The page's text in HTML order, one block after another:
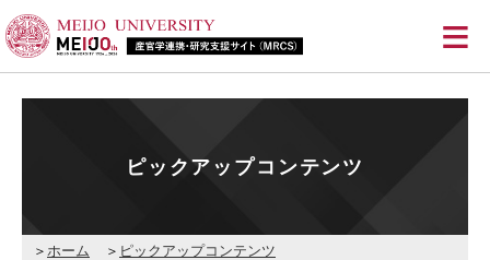
≡
ピックアップコンテンツ
ホーム
ピックアップコンテンツ